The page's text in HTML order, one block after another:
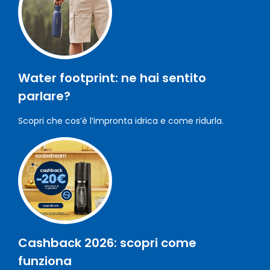
Water footprint: ne hai sentito
parlare?
Scopri che cos’è l’impronta idrica e come ridurla.
Cashback 2026: scopri come
funziona